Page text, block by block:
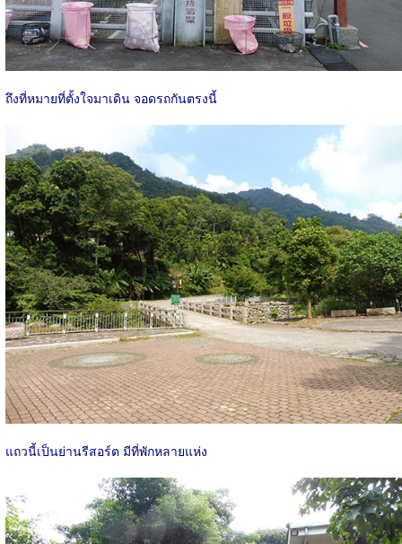
ถึงที่หมายที่ตั้งใจมาเดิน จอดรถกันตรงนี้
แถวนี้เป็นย่านรีสอร์ต มีที่พักหลายแห่ง